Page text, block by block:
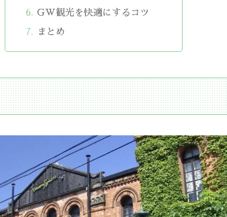
GW観光を快適にするコツ
まとめ